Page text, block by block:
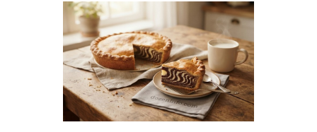
комментариев: 0
LifeStyle